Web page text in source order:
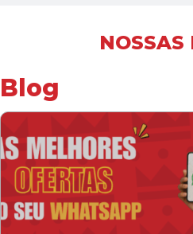
NOSSAS
Blog